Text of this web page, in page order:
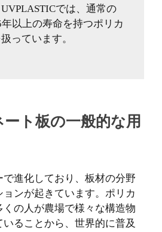
では、通常の
以上の寿命を持つポリカ
っています。
ト板の一般的な用
進化しており、板材の分野
ンが起きています。ポリカ
の人が農場で様々な構造物
ることから、世界的に普及